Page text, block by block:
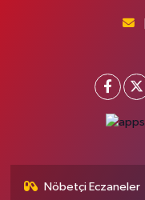
Nöbetçi Eczaneler